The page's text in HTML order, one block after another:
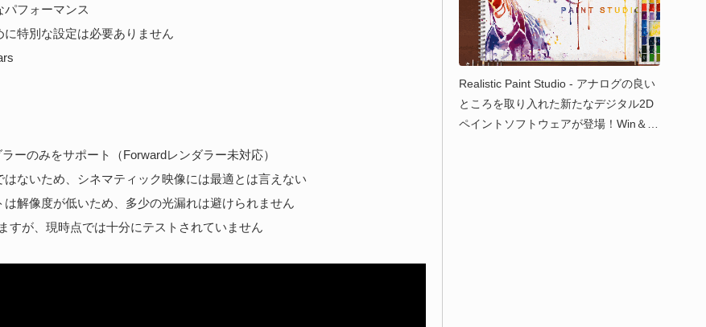
パフォーマンス
に特別な設定は必要ありません
ーのみをサポート（Forwardレンダラー未対応）
はないため、シネマティック映像には最適とは言えない
は解像度が低いため、多少の光漏れは避けられません
すが、現時点では十分にテストされていません
Realistic Paint Studio - アナログの良い
ところを取り入れた新たなデジタル2D
ペイントソフトウェアが登場！Win＆M